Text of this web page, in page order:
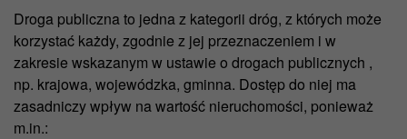
Droga publiczna to jedna z kategorii dróg, z których może
korzystać każdy, zgodnie z jej przeznaczeniem i w
zakresie wskazanym w ustawie o drogach publicznych ,
np. krajowa, wojewódzka, gminna. Dostęp do niej ma
zasadniczy wpływ na wartość nieruchomości, ponieważ
m.in.: